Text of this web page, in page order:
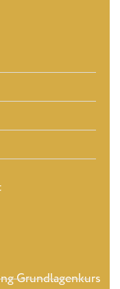
Grundlagenkurs